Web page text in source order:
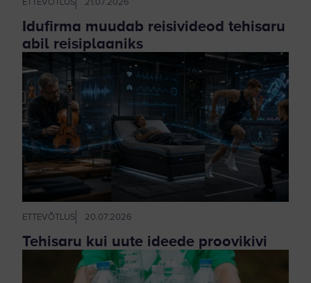
Idufirma muudab reisivideod tehisaru
abil reisiplaaniks
ETTEVÕTLUS 20.07.2026
Tehisaru kui uute ideede proovikivi